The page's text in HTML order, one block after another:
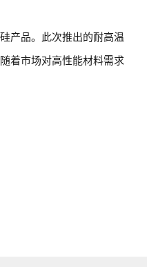
产品。此次推出的耐高温
着市场对高性能材料需求